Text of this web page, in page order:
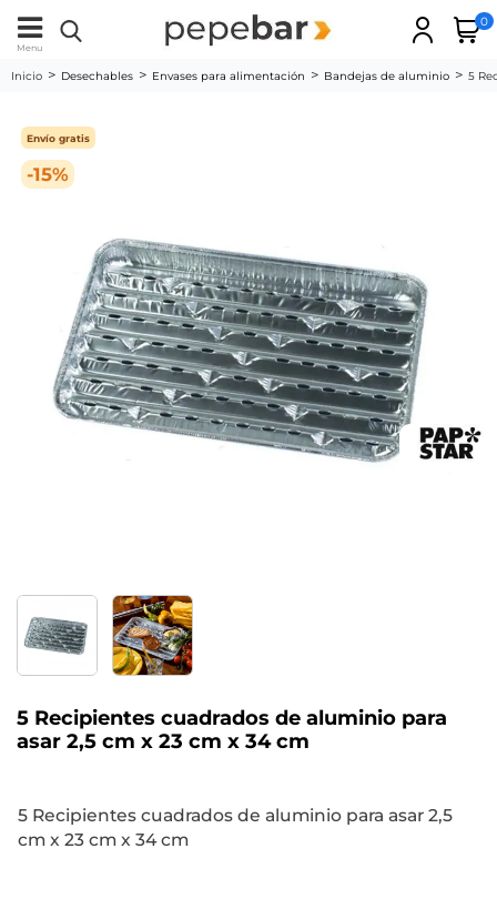
Menu
0
Inicio Desechables Envases para alimentación Bandejas de aluminio 5
-15%
Envío gratis
5 Recipientes cuadrados de aluminio para
asar 2,5 cm x 23 cm x 34 cm
5 Recipientes cuadrados de aluminio para asar 2,5
cm x 23 cm x 34 cm